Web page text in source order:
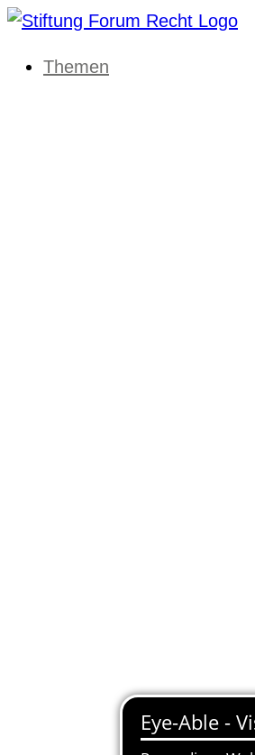
Themen